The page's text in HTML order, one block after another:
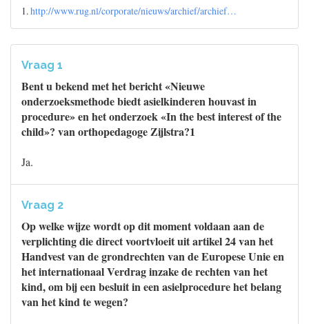
1.http://www.rug.nl/corporate/nieuws/archief/archief…
Vraag 1
Bent u bekend met het bericht «Nieuwe
onderzoeksmethode biedt asielkinderen houvast in
procedure» en het onderzoek «In the best interest of the
child»? van orthopedagoge Zijlstra?1
Ja.
Vraag 2
Op welke wijze wordt op dit moment voldaan aan de
verplichting die direct voortvloeit uit artikel 24 van het
Handvest van de grondrechten van de Europese Unie en
het internationaal Verdrag inzake de rechten van het
kind, om bij een besluit in een asielprocedure het belang
van het kind te wegen?